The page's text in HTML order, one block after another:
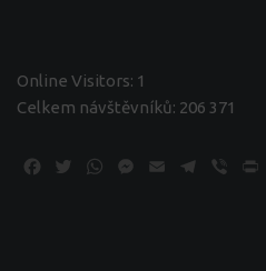
Online Visitors: 1
Celkem návštěvníků: 206 371
Facebook
TwitterWhatsApp
Messenger
Email Telegram
Viber